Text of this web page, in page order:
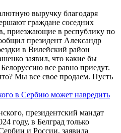
выручку благодаря
граждане соседних
приезжающие в республику по
президент Александр
в Вилейский район
заявил, что какие бы
все равно приедут.
Мы все свое продаем. Пусть
в Сербию может навредить
президентский мандат
году, в Белград только
и России, заявила